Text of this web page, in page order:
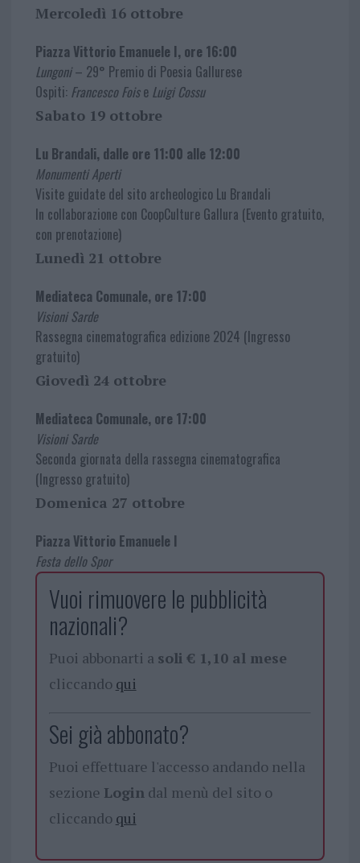
Mercoledì 16 ottobre
Piazza Vittorio Emanuele I, ore 16:00
Lungoni– 29° Premio di Poesia Gallurese
Ospiti: Francesco Foise Luigi Cossu
Sabato 19 ottobre
Lu Brandali, dalle ore 11:00 alle 12:00
Monumenti Aperti
Visite guidate del sito archeologico Lu Brandali
In collaborazione con CoopCulture Gallura (Evento gratuito,
con prenotazione)
Lunedì 21 ottobre
Mediateca Comunale, ore 17:00
Visioni Sarde
Rassegna cinematografica edizione 2024 (Ingresso
gratuito)
Giovedì 24 ottobre
Mediateca Comunale, ore 17:00
Visioni Sarde
Seconda giornata della rassegna cinematografica
(Ingresso gratuito)
Domenica 27 ottobre
Piazza Vittorio Emanuele I
Festa dello Spor
Vuoi rimuovere le pubblicità
nazionali?
Puoi abbonarti a soli € 1,10 al mese
cliccando qui
Sei già abbonato?
Puoi effettuare l'accesso andando nella
sezione Logindal menù del sito o
cliccando qui